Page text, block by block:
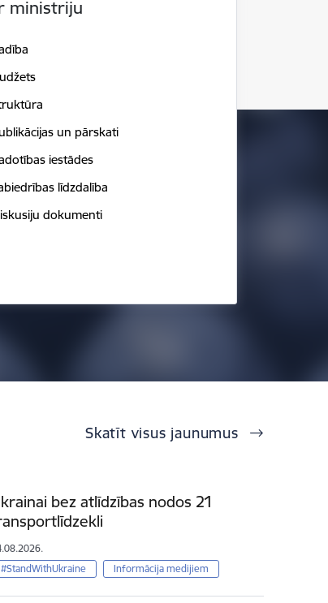
ministriju
un pārskati
iestādes
līdzdalība
dokumenti
Skatīt visus jaunumus
bez atlīdzības nodos 21
#StandWithUkraine
Informācija medijiem